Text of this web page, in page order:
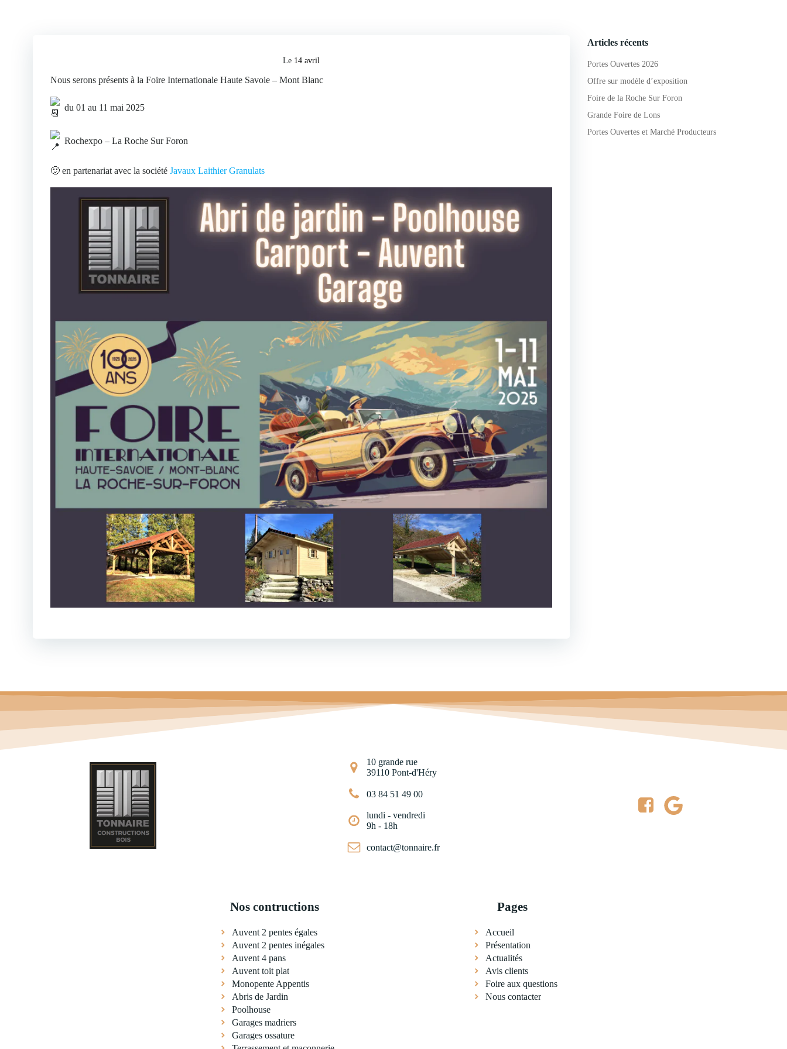
Le 14 avril
Nous serons présents à la Foire Internationale Haute Savoie – Mont Blanc
du 01 au 11 mai 2025
Rochexpo – La Roche Sur Foron
🙂 en partenariat avec la société Javaux Laithier Granulats
Articles récents
Portes Ouvertes 2026
Offre sur modèle d’exposition
Foire de la Roche Sur Foron
Grande Foire de Lons
Portes Ouvertes et Marché Producteurs
10 grande rue
39110 Pont-d'Héry
03 84 51 49 00
lundi - vendredi
9h - 18h
contact@tonnaire.fr
Nos contructions
Auvent 2 pentes égales
Auvent 2 pentes inégales
Auvent 4 pans
Auvent toit plat
Monopente Appentis
Abris de Jardin
Poolhouse
Garages madriers
Garages ossature
Pages
Accueil
Présentation
Actualités
Avis clients
Foire aux questions
Nous contacter